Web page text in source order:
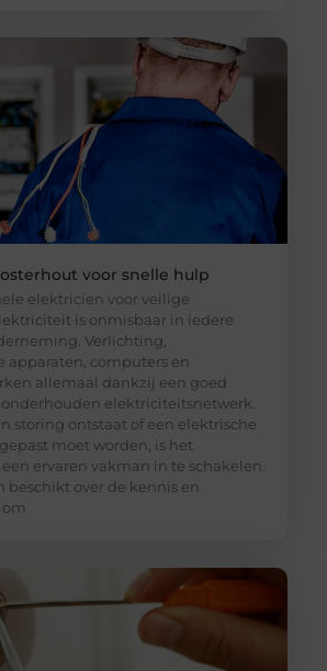
voor snelle hulp
elektricien voor veilige
is onmisbaar in iedere
Verlichting,
apparaten, computers en
allemaal dankzij een goed
elektriciteitsnetwerk.
storing ontstaat of een elektrische
moet worden, is het
ervaren vakman in te schakelen.
beschikt over de kennis en